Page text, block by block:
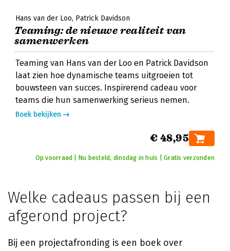
Hans van der Loo Patrick Davidson
Teaming: de nieuwe realiteit van
samenwerken
Teaming van Hans van der Loo en Patrick Davidson
laat zien hoe dynamische teams uitgroeien tot
bouwsteen van succes. Inspirerend cadeau voor
teams die hun samenwerking serieus nemen.
Boek bekijken
€ 48,95
Op voorraad | Nu besteld, dinsdag in huis | Gratis verzonden
Welke cadeaus passen bij een
afgerond project?
Bij een projectafronding is een boek over